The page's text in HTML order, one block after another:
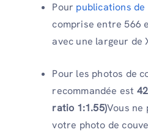
Pour publications de
comprise entre 566
avec une largeur de
Pour les photos de
recommandée est
ratio 1:1.55)Vous ne
votre photo de